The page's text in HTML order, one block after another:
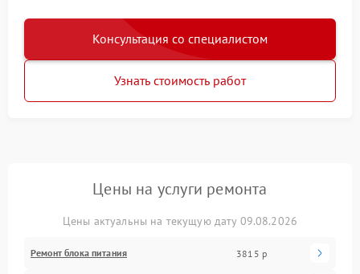
Консультация со специалистом
Узнать стоимость работ
Цены на услуги ремонта
Цены актуальны на текущую дату 09.08.2026
Ремонт блока питания 3815 р